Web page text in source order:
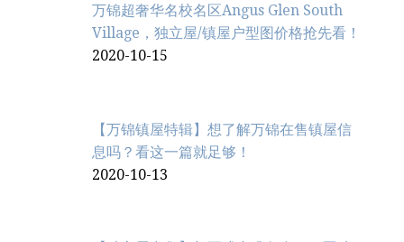
万锦超奢华名校名区Angus Glen South
Village，独立屋/镇屋户型图价格抢先看！
2020-10-15
【万锦镇屋特辑】想了解万锦在售镇屋信
息吗？看这一篇就足够！
2020-10-13